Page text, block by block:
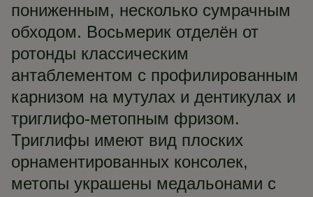
пониженным, несколько сумрачным
обходом. Восьмерик отделён от
ротонды классическим
антаблементом с профилированным
карнизом на мутулах и дентикулах и
триглифо-метопным фризом.
Триглифы имеют вид плоских
орнаментированных консолек,
метопы украшены медальонами с